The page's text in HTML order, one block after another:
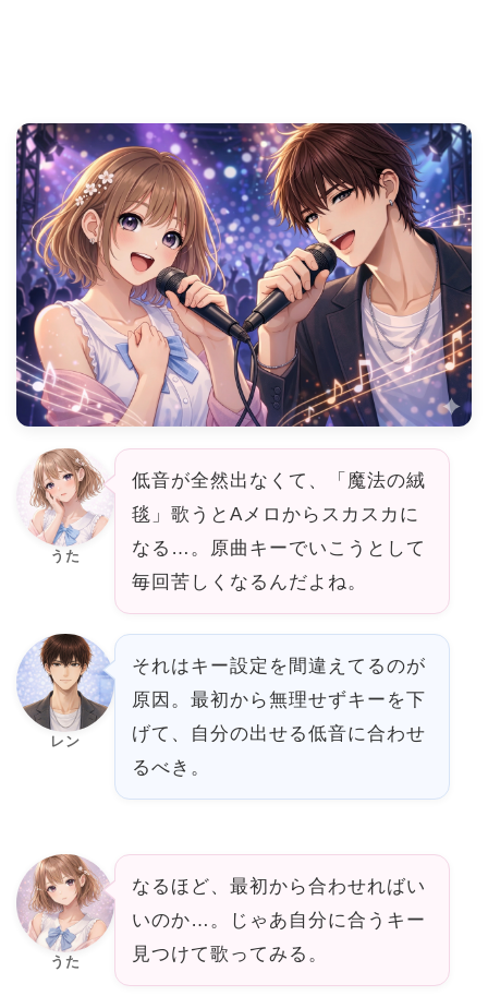
うた
低音が全然出なくて、「魔法の絨
毯」歌うとAメロからスカスカに
なる…。原曲キーでいこうとして
毎回苦しくなるんだよね。
レン
それはキー設定を間違えてるのが
原因。最初から無理せずキーを下
げて、自分の出せる低音に合わせ
るべき。
うた
なるほど、最初から合わせればい
いのか…。じゃあ自分に合うキー
見つけて歌ってみる。